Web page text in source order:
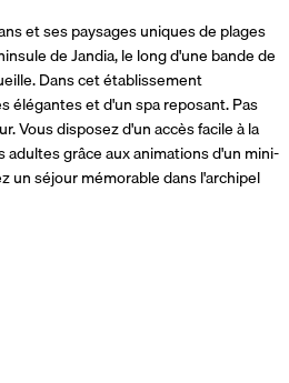
et ses paysages uniques de plages
de Jandia, le long d'une bande de
Dans cet établissement
élégantes et d'un spa reposant. Pas
Vous disposez d'un accès facile à la
grâce aux animations d'un mini-
un séjour mémorable dans l'archipel